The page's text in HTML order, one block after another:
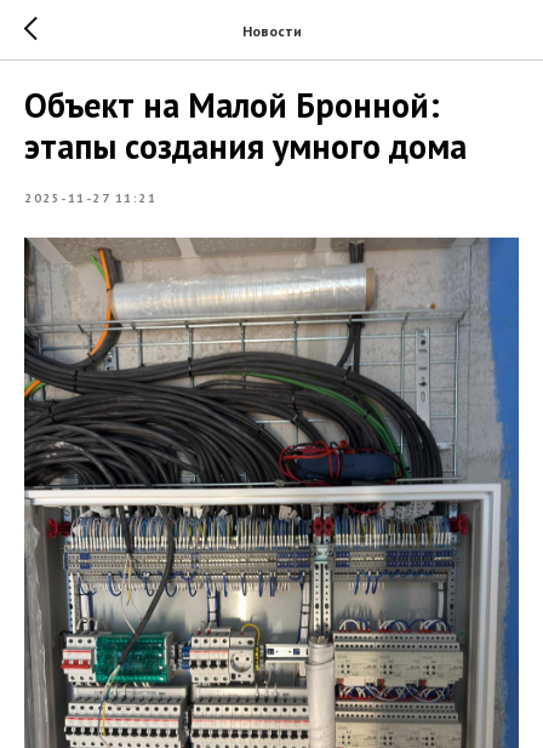
Новости
Объект на Малой Бронной:
этапы создания умного дома
2025-11-27 11:21